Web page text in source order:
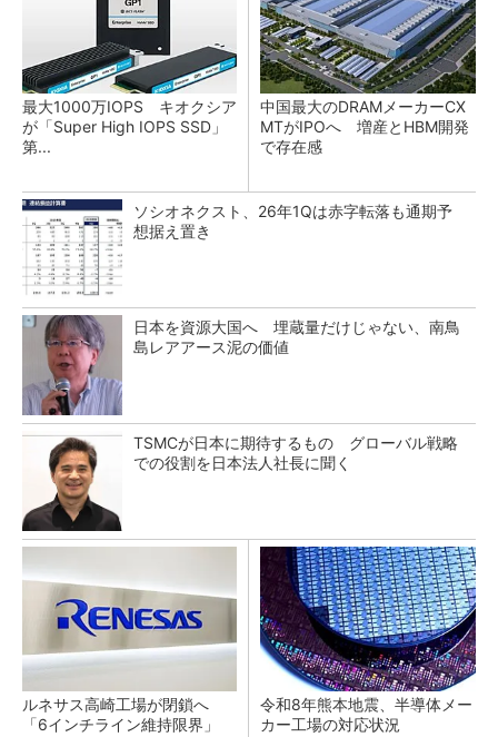
最大1000万IOPS キオクシア
が「Super High IOPS SSD」
第...
中国最大のDRAMメーカーCX
MTがIPOへ 増産とHBM開発
で存在感
ソシオネクスト、26年1Qは赤字転落も通期予
想据え置き
日本を資源大国へ 埋蔵量だけじゃない、南鳥
島レアアース泥の価値
TSMCが日本に期待するもの グローバル戦略
での役割を日本法人社長に聞く
ルネサス高崎工場が閉鎖へ
「6インチライン維持限界」
令和8年熊本地震、半導体メー
カー工場の対応状況